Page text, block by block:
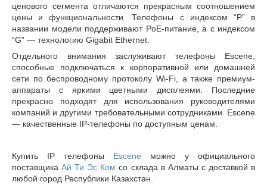
ценового сегмента отличаются прекрасным соотношением
цены и функциональности. Телефоны с индексом “P” в
названии модели поддерживают PoE-питание, а с индексом
“G” — технологию Gigabit Ethernet.
Отдельного внимания заслуживают телефоны Escene,
способные подключаться к корпоративной или домашней
сети по беспроводному протоколу Wi-Fi, а также премиум-
аппараты с яркими цветными дисплеями. Последние
прекрасно подходят для использования руководителями
компаний и другими требовательными сотрудниками. Escene
— качественные IP-телефоны по доступным ценам.
Купить IP телефоны Escene можно у официального
поставщикаАй Ти Эс Ком со склада в Алматы с доставкой в
любой город Республики Казахстан.